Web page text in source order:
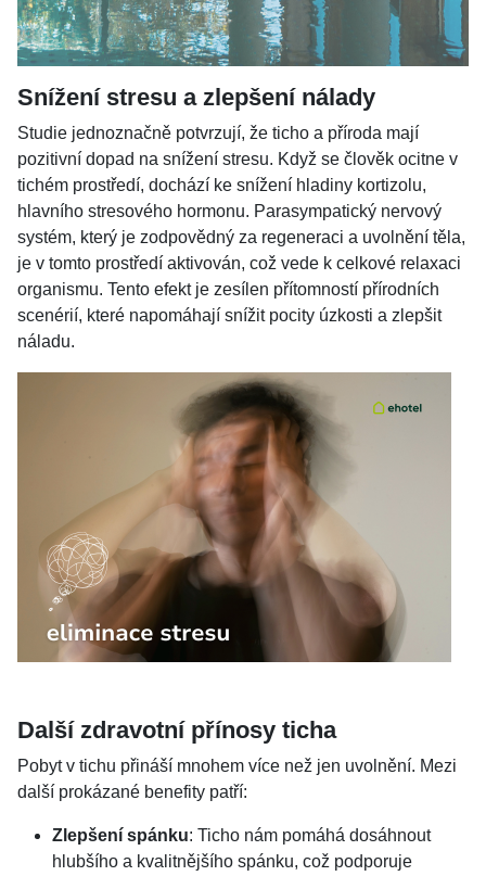
Snížení stresu a zlepšení nálady
Studie jednoznačně potvrzují, že ticho a příroda mají
pozitivní dopad na snížení stresu. Když se člověk ocitne v
tichém prostředí, dochází ke snížení hladiny kortizolu,
hlavního stresového hormonu. Parasympatický nervový
systém, který je zodpovědný za regeneraci a uvolnění těla,
je v tomto prostředí aktivován, což vede k celkové relaxaci
organismu. Tento efekt je zesílen přítomností přírodních
scenérií, které napomáhají snížit pocity úzkosti a zlepšit
náladu.
Další zdravotní přínosy ticha
Pobyt v tichu přináší mnohem více než jen uvolnění. Mezi
další prokázané benefity patří:
Zlepšení spánku: Ticho nám pomáhá dosáhnout
hlubšího a kvalitnějšího spánku, což podporuje